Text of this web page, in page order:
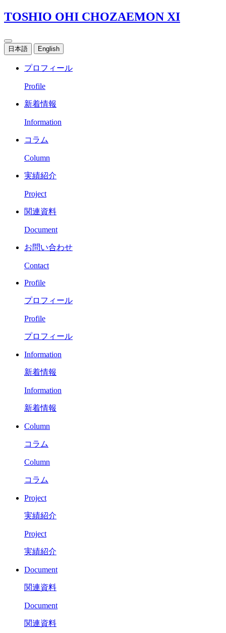
TOSHIO OHI CHOZAEMON XI
日本語 English
プロフィール
Profile
新着情報
Information
コラム
Column
実績紹介
Project
関連資料
Document
お問い合わせ
Contact
Profile
プロフィール
Profile
プロフィール
Information
新着情報
Information
新着情報
Column
コラム
Column
コラム
Project
実績紹介
Project
実績紹介
Document
関連資料
Document
関連資料